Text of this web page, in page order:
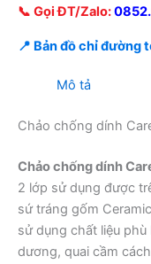
📞 Gọi ĐT/Zalo:
📍 Bản đồ chỉ đường
Mô tả
Chảo chống dính
Chảo chống dính
2 lớp sử dụng được
sứ tráng gốm
sử dụng chất liệu
dương, quai cầm